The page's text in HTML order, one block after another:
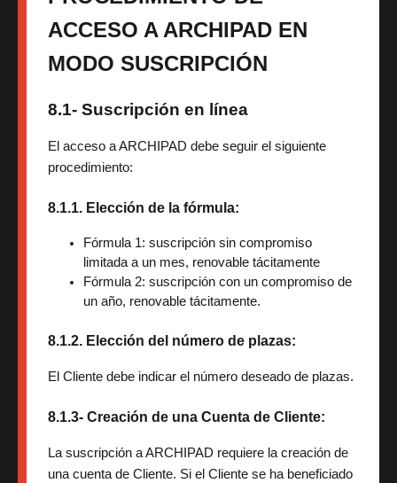
ACCESO A ARCHIPAD EN
MODO SUSCRIPCIÓN
8.1- Suscripción en línea
El acceso a ARCHIPAD debe seguir el siguiente
procedimiento:
8.1.1. Elección de la fórmula:
Fórmula 1: suscripción sin compromiso
limitada a un mes, renovable tácitamente
Fórmula 2: suscripción con un compromiso de
un año, renovable tácitamente.
8.1.2. Elección del número de plazas:
El Cliente debe indicar el número deseado de plazas.
8.1.3- Creación de una Cuenta de Cliente:
La suscripción a ARCHIPAD requiere la creación de
una cuenta de Cliente. Si el Cliente se ha beneficiado